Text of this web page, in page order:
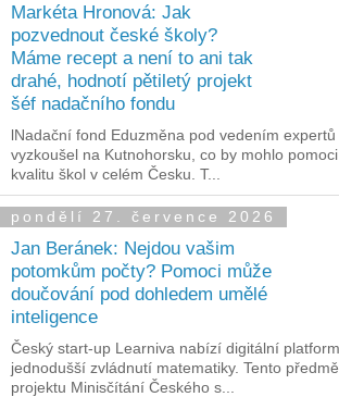
Markéta Hronová: Jak
pozvednout české školy?
Máme recept a není to ani tak
drahé, hodnotí pětiletý projekt
šéf nadačního fondu
lNadační fond Eduzměna pod vedením
vyzkoušel na Kutnohorsku, co by mohlo
kvalitu škol v celém Česku. T...
pondělí 27. července 2026
Jan Beránek: Nejdou vašim
potomkům počty? Pomoci může
doučování pod dohledem umělé
inteligence
Český start-up Learniva nabízí digitální
jednodušší zvládnutí matematiky. Tento
projektu Minisčítání Českého s...